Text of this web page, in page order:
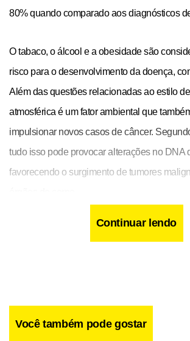
80% quando comparado aos diagnósticos
O tabaco, o álcool e a obesidade são
risco para o desenvolvimento da doença,
Além das questões relacionadas ao estilo
atmosférica é um fator ambiental que
impulsionar novos casos de câncer.
tudo isso pode provocar alterações no DNA
favorecendo o surgimento de tumores
Continuar lendo
Você também pode gostar